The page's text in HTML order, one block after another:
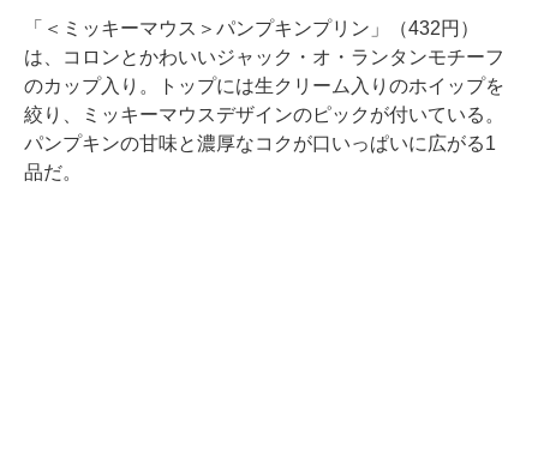
「＜ミッキーマウス＞パンプキンプリン」（432円）
は、コロンとかわいいジャック・オ・ランタンモチーフ
のカップ入り。トップには生クリーム入りのホイップを
絞り、ミッキーマウスデザインのピックが付いている。
パンプキンの甘味と濃厚なコクが口いっぱいに広がる1
品だ。